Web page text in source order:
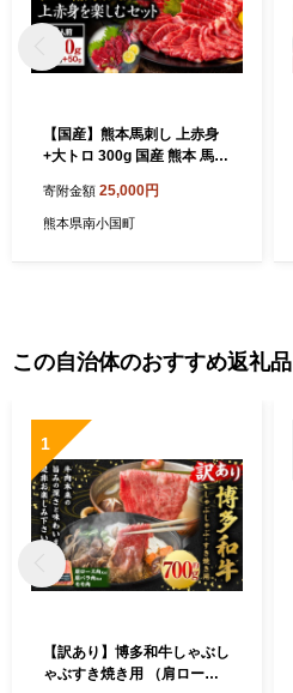
【国産】熊本馬刺し 上赤身
+大トロ 300g 国産 熊本 馬刺
身 霜降り 専用醤油 肉刺し ギ
フト 贈答用 利他フーズ 阿蘇
寄附金額 25,000円
熊本県南小国町
この自治体のおすすめ返礼品
1
【訳あり】博多和牛しゃぶし
ゃぶすき焼き用 （肩ロース